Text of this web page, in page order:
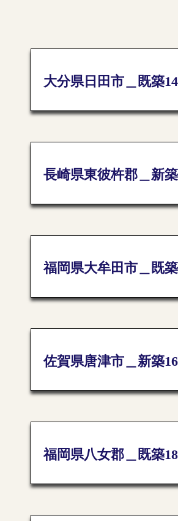
大分県日田市＿既築
長崎県東彼杵郡＿新
福岡県大牟田市＿既
佐賀県唐津市＿新築
福岡県八女郡＿既築